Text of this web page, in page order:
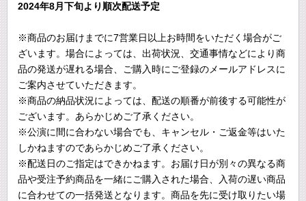
2024年8月下旬より順次配送予定
※商品のお届けまでに7営業日以上お時間をいただく場合がご
ざいます。場合によっては、出荷状況、交通事情などにより商
品の発送が遅れる場合、ご購入時にご登録のメールアドレスに
ご案内させていただきます。
※商品の納品状況によっては、配送の順番が前後する可能性が
ございます。あらかじめご了承ください。
※公演に間に合わない場合でも、キャンセル・ご返金等はいた
しかねますのであらかじめご了承ください。
※配送日のご指定はできかねます。お届け日が別々の異なる商
品や受注予約商品を一緒にご購入された場合、入荷の遅い商品
に合わせての一括発送となります。商品を先に受け取りたい場